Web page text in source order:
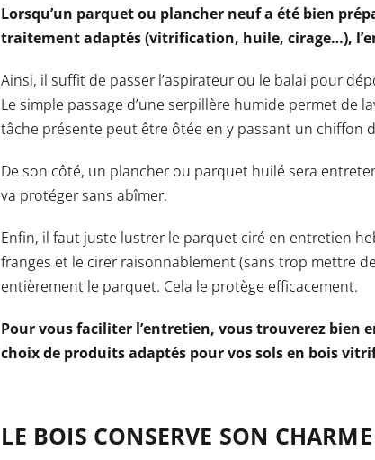
Lorsqu’un parquet ou plancher neuf a été bien
traitement adaptés (vitrification, huile, cirage…),
Ainsi, il suffit de passer l’aspirateur ou le balai pour
Le simple passage d’une serpillère humide permet de
tâche présente peut être ôtée en y passant un chiffon
De son côté, un plancher ou parquet huilé sera
va protéger sans abîmer.
Enfin, il faut juste lustrer le parquet ciré en entretien
franges et le cirer raisonnablement (sans trop mettre
entièrement le parquet. Cela le protège efficacement.
Pour vous faciliter l’entretien, vous trouverez bien
choix de produits adaptés pour vos sols en bois
LE BOIS CONSERVE SON